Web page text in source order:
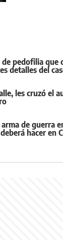
pedofilia que
detalles del
les cruzó el
de guerra
hacer en